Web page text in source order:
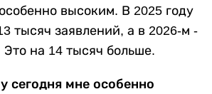
высоким. В 2025 году
тысяч заявлений, а в 2026-м -
на 14 тысяч больше.
сегодня мне особенно